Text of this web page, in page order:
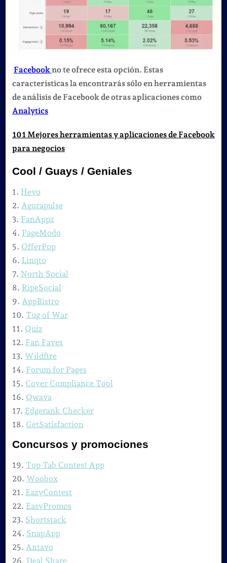
Facebookno te ofrece esta opción. Estas
características la encontrarás sólo en herramientas
de análisis de Facebook de otras aplicaciones como
Analytics
101 Mejores herramientas y aplicaciones de Facebook
para negocios
Cool / Guays / Geniales
1. Heyo
2. Agorapulse
3. FanAppz
4. PageModo
5. OfferPop
6. Linqto
7. North Social
8. RipeSocial
9. AppBistro
10. Tug of War
11. Quiz
12. Fan Faves
13. Wildfire
14. Forum for Pages
15. Cover Compliance Tool
16. Qwaya
17. Edgerank Checker
18. GetSatisfaction
Concursos y promociones
19. Top Tab Contest App
20. Woobox
21. EazyContest
22. EasyPromos
23. Shortstack
24. SnapApp
25. Antavo
26. Deal Share